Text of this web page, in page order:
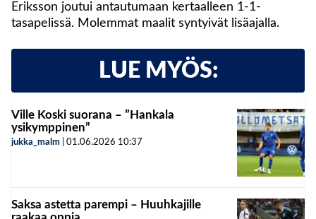
Eriksson joutui antautumaan kertaalleen 1-1-
tasapelissä. Molemmat maalit syntyivät lisäajalla.
LUE MYÖS:
Ville Koski suorana – ”Hankala
ysikymppinen”
jukka_malm 01.06.2026 10:37
Saksa astetta parempi – Huuhkajille